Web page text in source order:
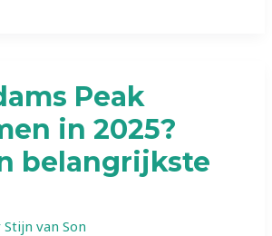
Peak
in 2025?
belangrijkste
Stijn van Son